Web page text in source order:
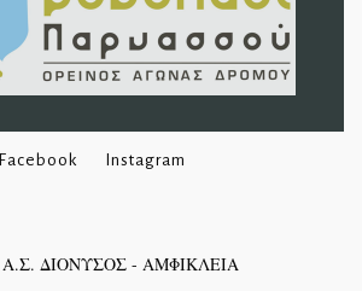
Facebook Instagram
Α.Σ. ΔΙΟΝΥΣΟΣ - ΑΜΦΙΚΛΕΙΑ